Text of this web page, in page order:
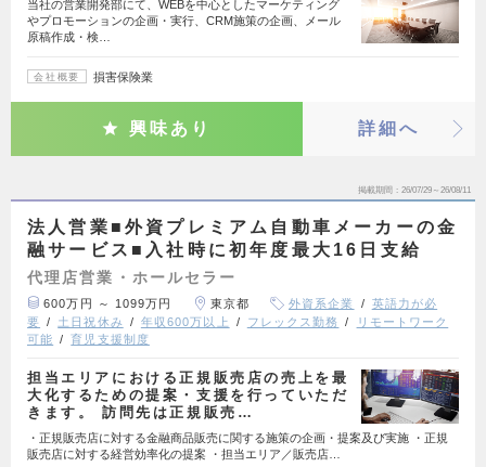
当社の営業開発部にて、WEBを中心としたマーケティング
やプロモーションの企画・実行、CRM施策の企画、メール
原稿作成・検…
会社概要 損害保険業
興味あり 詳細へ
掲載期間 26/07/29～26/08/11
法人営業■外資プレミアム自動車メーカーの金
融サービス■入社時に初年度最大16日支給
代理店営業・ホールセラー
600万円 ～ 1099万円 東京都 外資系企業
英語力が必
要
土日祝休み 年収600万以上 フレックス勤務
リモートワーク
可能
育児支援制度
担当エリアにおける正規販売店の売上を最
大化するための提案・支援を行っていただ
きます。 訪問先は正規販売…
・正規販売店に対する金融商品販売に関する施策の企画・提案及び実施 ・正規
販売店に対する経営効率化の提案 ・担当エリア／販売店…